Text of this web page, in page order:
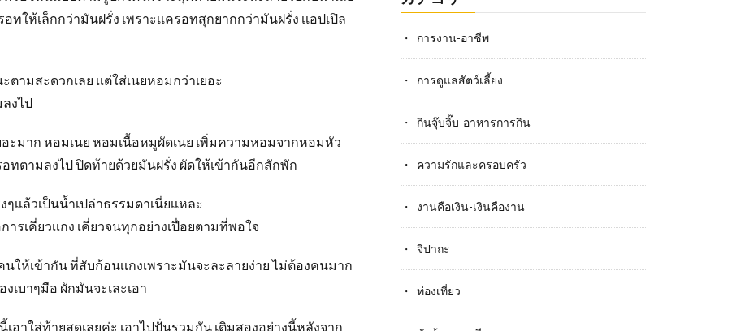
อทให้เล็กกว่ามันฝรั่ง เพราะเเครอทสุกยากกว่ามันฝรั่ง เเอปเปิล
ามสะดวกเลย เเต่ใส่เนยหอมกว่าเยอะ
งไป
ะมาก หอมเนย หอมเนื้อหมูผัดเนย เพิ่มความหอมจากหอมหัว
ทตามลงไป ปิดท้ายด้วยมันฝรั่ง ผัดให้เข้ากันอีกสักพัก
เเล้วเป็นน้ำเปล่าธรรมดาเนี่ยเเหละ
รเคี่ยวเเกง เคี่ยวจนทุกอย่างเปื่อยตามที่พอใจ
นให้เข้ากัน ที่สับก้อนเเกงเพราะมันจะละลายง่าย ไม่ต้องคนมาก
เบาๆมือ ผักมันจะเละเอา
อาใส่ท้ายสุดเลยค่ะ เอาไปปั่นรวมกัน เติมสองอย่างนี้หลังจาก
การงาน-อาชีพ
การดูแลสัตว์เลี้ยง
กินจุ๊บจิ๊บ-อาหารการกิน
ความรักและครอบครัว
งานคือเงิน-เงินคืองาน
จิปาถะ
ท่องเที่ยว